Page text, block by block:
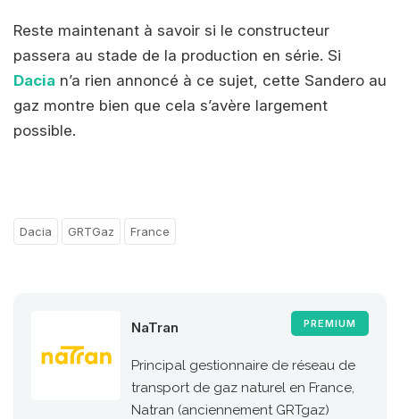
Reste maintenant à savoir si le constructeur
passera au stade de la production en série. Si
Dacia n’a rien annoncé à ce sujet, cette Sandero au
gaz montre bien que cela s’avère largement
possible.
Dacia GRTGaz France
PREMIUM
NaTran
Principal gestionnaire de réseau de
transport de gaz naturel en France,
Natran (anciennement GRTgaz)